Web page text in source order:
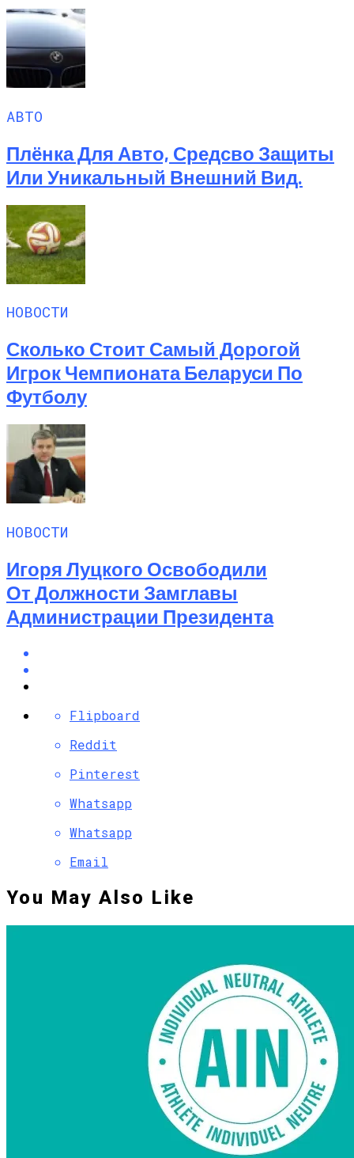
АВТО
Плёнка Для Авто, Средсво Защиты
Или Уникальный Внешний Вид.
НОВОСТИ
Сколько Стоит Самый Дорогой
Игрок Чемпионата Беларуси По
Футболу
НОВОСТИ
Игоря Луцкого Освободили
От Должности Замглавы
Администрации Президента
Flipboard
Reddit
Pinterest
Whatsapp
Whatsapp
Email
You May Also Like